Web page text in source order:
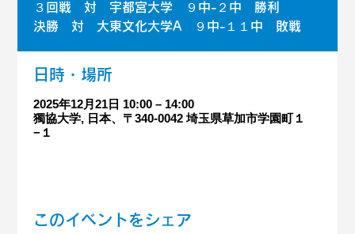
３回戦 対 宇都宮大学 ９中-２中 勝利
決勝 対 大東文化大学A ９中-１１中 敗戦
日時・場所
2025年12月21日 10:00 – 14:00
獨協大学, 日本、〒340-0042 埼玉県草加市学園町１
−１
このイベントをシェア